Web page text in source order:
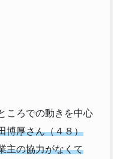
ころでの動きを中心
博厚さん（４８）
主の協力がなくて